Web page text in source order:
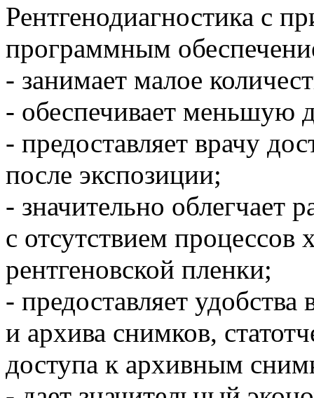
Рентгенодиагностика с
программным
- занимает малое
- обеспечивает меньшую
- предоставляет врачу
после экспозиции;
- значительно облегчает
с отсутствием процессов
рентгеновской пленки;
- предоставляет
и архива снимков,
доступа к архивным